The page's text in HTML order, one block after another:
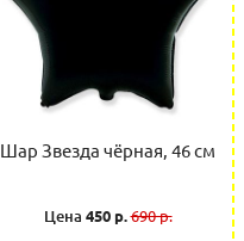
Шар Звезда чёрная, 46 см
Цена 450 р.690 р.